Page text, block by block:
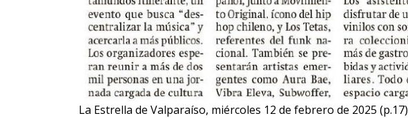
La Estrella de Valparaíso, miércoles 12 de febrero de 2025 (p.17)